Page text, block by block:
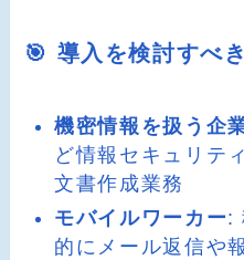
🎯 導入を検討すべ
機密情報を扱う企
ど情報セキュリテ
文書作成業務
モバイルワーカー:
的にメール返信や